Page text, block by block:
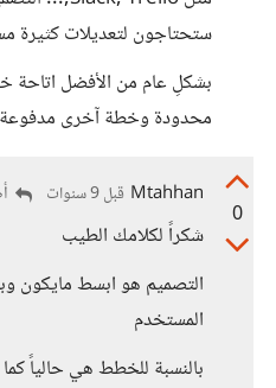
ستحتاجون لتعديلات كثيرة
بشكلِ عام من الأفضل اتاحة
محدودة وخطة آخرى
0
Mtahhan قبل 9 سنوات
شكراً لكلامك الطيب
التصميم هو ابسط مايكون
المستخدم
بالنسبة للخطط هي حالياً